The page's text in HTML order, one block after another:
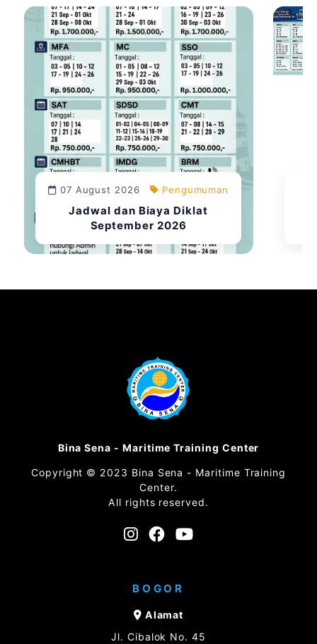
07 August 2026 Pengumuman
Jadwal dan Biaya Diklat
September 2026
Bina Sena - Maritime Training Center
Copyright © 2023 Bina Sena - Maritime Training
Center.
All rights reserved.
BOGOR
Alamat
Jl. Cibalok No. 45